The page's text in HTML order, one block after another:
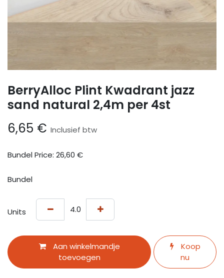
BerryAlloc Plint Kwadrant jazz
sand natural 2,4m per 4st
6,65 € Inclusief btw
Bundel Price: 26,60 €
Bundel
Units
Aan winkelmandje
toevoegen
Koop
nu